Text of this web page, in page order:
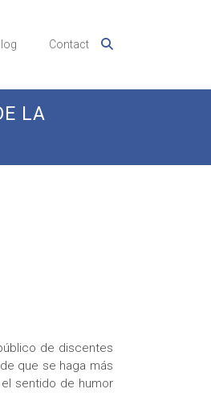
Contact
LA
de discentes
que se haga más
sentido de humor